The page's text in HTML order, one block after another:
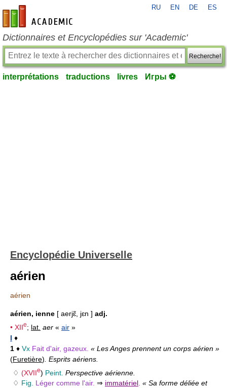
fr-academic.com
RU EN DE ES
Dictionnaires et Encyclopédies sur 'Academic'
Recherche!
interprétations traductions livres Игры ⚽
Encyclopédie Universelle
aérien
aérien
aérien, ienne [ aerjɛ̃, jɛn ] adj.
• XIIe; lat. aer « air »
I ♦
1 ♦ Vx Fait d'air, gazeux. « Les Anges prennent un corps aérien »
(Furetière) . Esprits aériens.
♢ (XVIIe) Peint. Perspective aérienne.
♢ Fig. Léger comme l'air. ⇒ immatériel. « Sa forme déliée et